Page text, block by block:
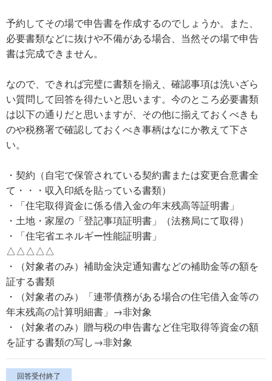
予約してその場で申告書を作成するのでしょうか。また、
必要書類などに抜けや不備がある場合、当然その場で申告
書は完成できません。
なので、できれば完璧に書類を揃え、確認事項は洗いざら
い質問して回答を得たいと思います。今のところ必要書類
は以下の通りだと思いますが、その他に揃えておくべきも
のや税務署で確認しておくべき事柄はなにか教えて下さ
い。
・契約（自宅で保管されている契約書または変更合意書全
て・・・収入印紙を貼っている書類）
・「住宅取得資金に係る借入金の年末残高等証明書」
・土地・家屋の「登記事項証明書」（法務局にて取得）
・「住宅省エネルギー性能証明書」
△△△△△
・（対象者のみ）補助金決定通知書などの補助金等の額を
証する書類
・（対象者のみ）「連帯債務がある場合の住宅借入金等の
年末残高の計算明細書」→非対象
・（対象者のみ）贈与税の申告書など住宅取得等資金の額
を証する書類の写し→非対象
回答受付終了